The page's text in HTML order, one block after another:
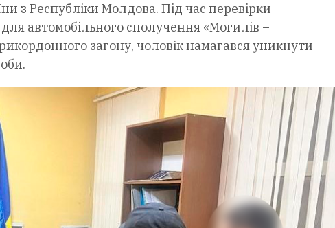
з Республіки Молдова. Під час перевірки
автомобільного сполучення «Могилів –
загону, чоловік намагався уникнути